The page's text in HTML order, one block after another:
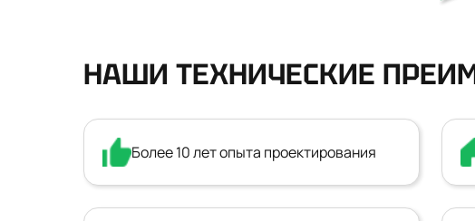
НАШИ ТЕХНИЧЕСКИЕ
Более 10 лет опыта проектирования